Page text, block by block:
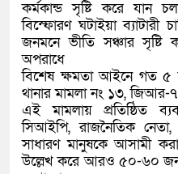
কর্মকান্ড সৃষ্টি করে যান
বিস্ফোরণ ঘটাইয়া ব্যাটারী
জনমনে ভীতি সঞ্চার সৃষ্টি
অপরাধে
বিশেষ ক্ষমতা আইনে গত ৫
থানার মামলা নং ১৩, জিআর-
এই মামলায় প্রতিষ্ঠিত
সিআইপি, রাজনৈতিক নেতা,
সাধারণ মানুষকে আসামী
উল্লেখ করে আরও ৫০-৬০